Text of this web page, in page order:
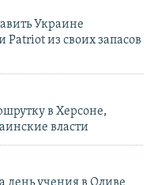
Украине
из своих запасов
в Херсоне,
власти